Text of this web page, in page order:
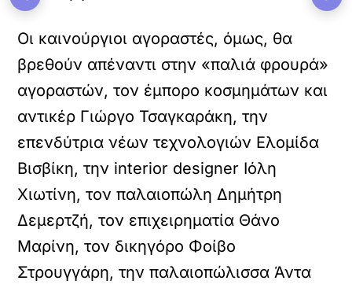
Οι καινούργιοι αγοραστές, όμως, θα
βρεθούν απέναντι στην «παλιά φρουρά»
αγοραστών, τον έμπορο κοσμημάτων και
αντικέρ Γιώργο Τσαγκαράκη, την
επενδύτρια νέων τεχνολογιών Ελομίδα
Βισβίκη, την interior designer Ιόλη
Χιωτίνη, τον παλαιοπώλη Δημήτρη
Δεμερτζή, τον επιχειρηματία Θάνο
Μαρίνη, τον δικηγόρο Φοίβο
Στρουγγάρη, την παλαιοπώλισσα Άντα